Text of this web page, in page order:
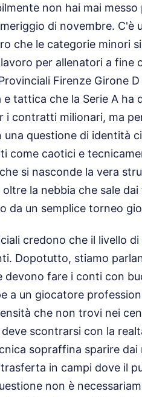
non hai mai
di novembre. C'è
che le categorie minori
per allenatori a fine
Firenze Girone
tattica che la Serie A ha
i contratti milionari, ma
questione di identità
come caotici e
si nasconde la vera
la nebbia che sale
da un semplice torneo
credono che il livello
Dopotutto, stiamo
devono fare i conti con
a un giocatore
che non trovi nei
scontrarsi con la
sopraffina sparire
in campi dove il
non è